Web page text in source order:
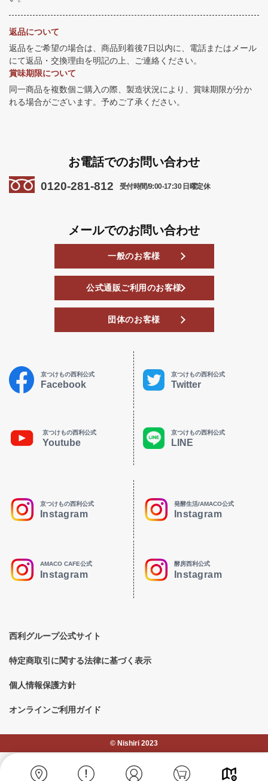
返品について
返品をご希望の場合は、商品到着後7日以内に、電話またはメール
にて返品・交換理由を明記の上、ご連絡ください。
賞味期限について
同一商品を複数個ご購入の際、製造状況により、賞味期限が分か
れる場合がございます。予めご了承ください。
お電話でのお問い合わせ
0120-281-812 受付時間/9:00-17:30 日曜定休
メールでのお問い合わせ
一般のお客様
公式通販ご利用のお客様
団体のお客様
京つけもの西利公式
Facebook
京つけもの西利公式
Twitter
京つけもの西利公式
Youtube
京つけもの西利公式
LINE
京つけもの西利公式
Instagram
発酵生活/AMACO公式
Instagram
AMACO CAFE公式
Instagram
酵房西利公式
Instagram
西利グループ公式サイト
特定商取引に関する法律に基づく表示
個人情報保護方針
オンラインご利用ガイド
©︎ Nishiri 2023